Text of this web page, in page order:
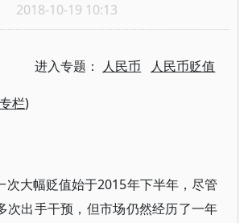
2018-10-19 10:13
进入专题： 人民币 人民币贬值
栏)
次大幅贬值始于2015年下半年，尽管
次出手干预，但市场仍然经历了一年